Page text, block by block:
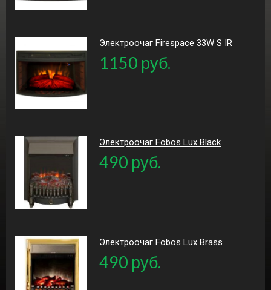
Электроочаг Firespace 33W S IR
1150 руб.
Электроочаг Fobos Lux Black
490 руб.
Электроочаг Fobos Lux Brass
490 руб.